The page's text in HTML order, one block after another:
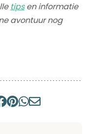
tipsen informatie
avontuur nog